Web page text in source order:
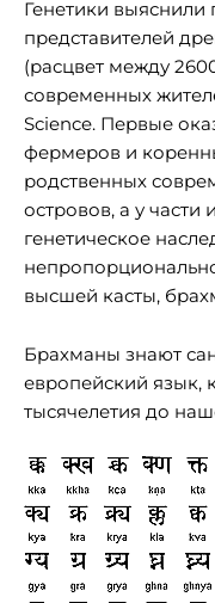
Генетики
представителей
(расцвет между
современных
Science. Первые
фермеров и
родственных
островов, а у
генетическое
высшей касты,
Брахманы знают
европейский язык,
тысячелетия до